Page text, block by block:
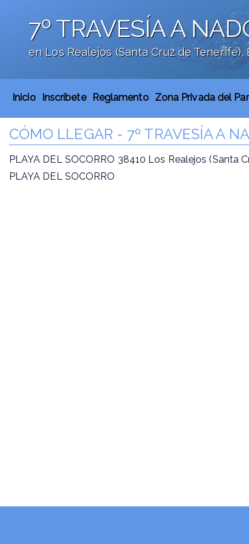
7º TRAVESÍA A
en Los Realejos (Santa Cruz de Tenerife),
Inicio Inscríbete Reglamento Zona Privada del
CÓMO LLEGAR - 7º TRAVESÍA A
PLAYA DEL SOCORRO 38410 Los Realejos (Santa
PLAYA DEL SOCORRO